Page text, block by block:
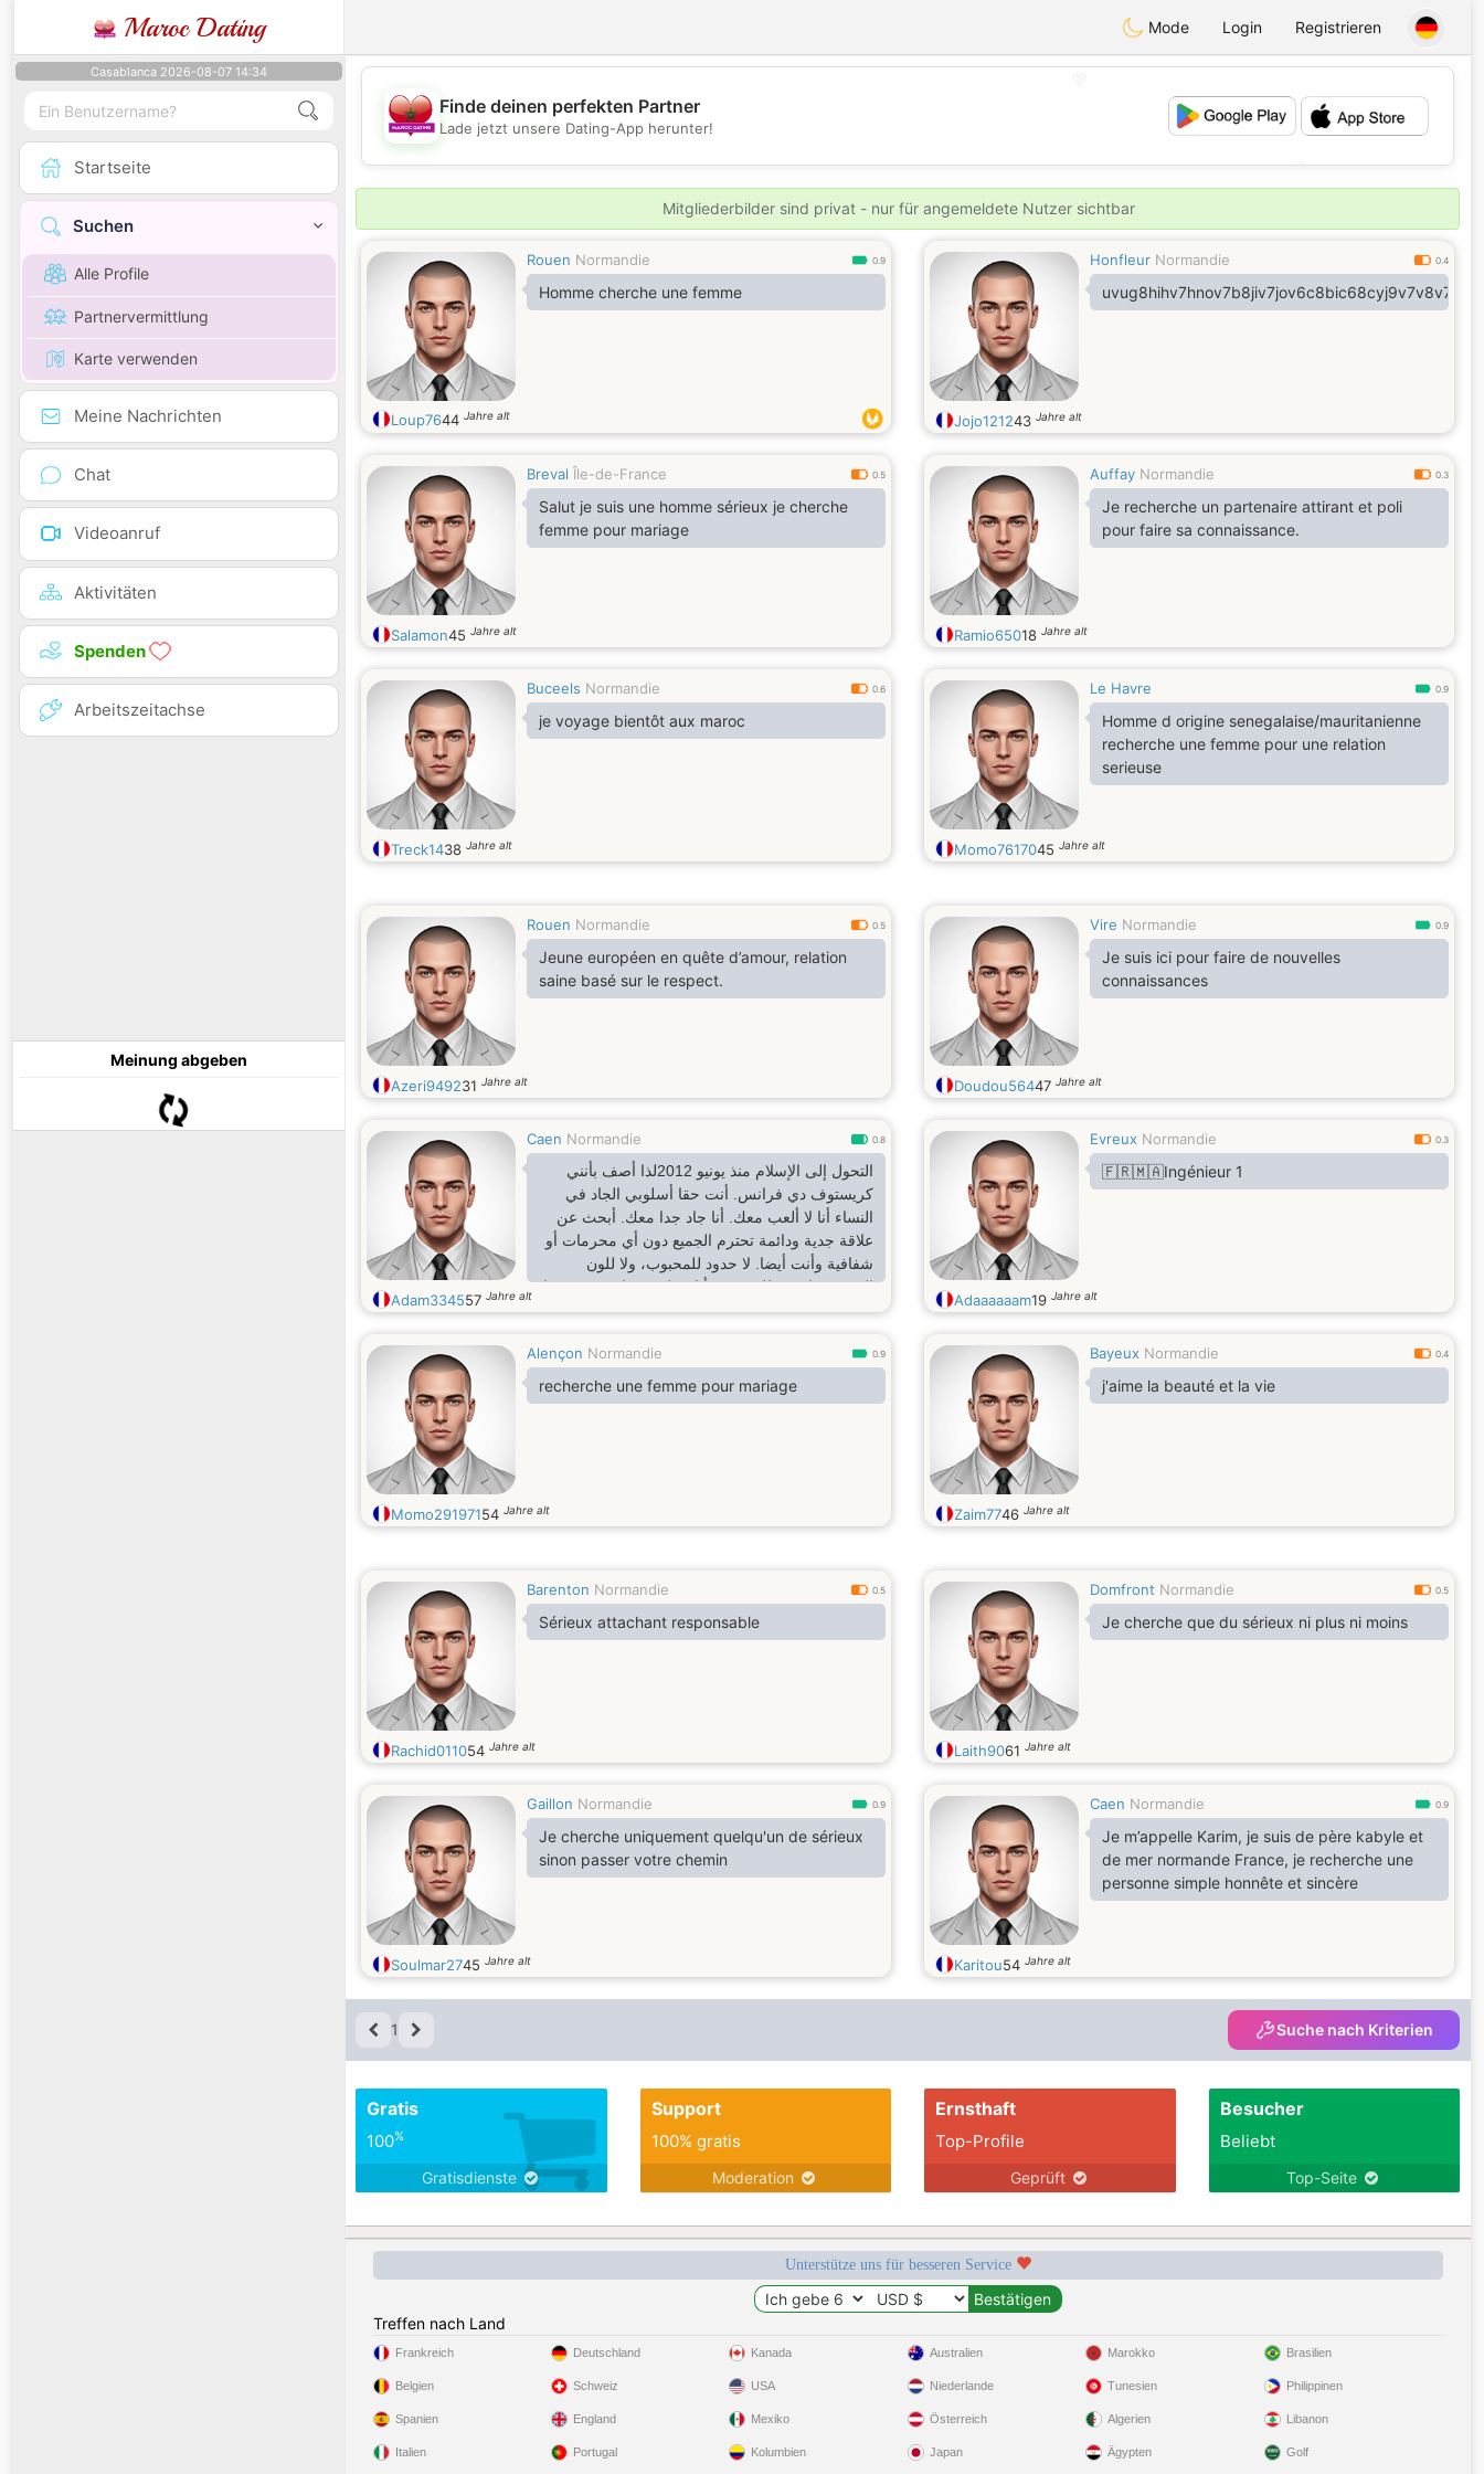
Maroc Dating Mode Login Registrieren
Casablanca 2026-08-07 14:34
Startseite
Suchen
Alle Profile
Partnervermittlung
Karte verwenden
Meine Nachrichten
Chat
Videoanruf
Aktivitäten
Spenden
Arbeitszeitachse
Meinung abgeben
💖
💕
Finde deinen perfekten Partner
Lade jetzt unsere Dating-App herunter!
Mitgliederbilder sind privat - nur für angemeldete Nutzer sichtbar
Rouen Normandie 0.9
Homme cherche une femme
Loup7644 Jahre alt
Honfleur Normandie 0.4
Jojo121243 Jahre alt
Breval Île-de-France 0.5
Salut je suis une homme sérieux je cherche
femme pour mariage
Salamon45 Jahre alt
Auffay Normandie 0.3
Je recherche un partenaire attirant et poli
pour faire sa connaissance.
Ramio65018 Jahre alt
Buceels Normandie 0.6
je voyage bientôt aux maroc
Treck1438 Jahre alt
Le Havre 0.9
Homme d origine senegalaise/mauritanienne
recherche une femme pour une relation
serieuse
Momo7617045 Jahre alt
Rouen Normandie 0.5
Jeune européen en quête d’amour, relation
saine basé sur le respect.
Azeri949231 Jahre alt
Vire Normandie 0.9
Je suis ici pour faire de nouvelles
connaissances
Doudou56447 Jahre alt
Caen Normandie 0.8
التحول إلى الإسلام منذ يونيو 2012لذا أصف بأنني
كريستوف دي فرانس. أنت حقا أسلوبي الجاد في
النساء أنا لا ألعب معك. أنا جاد جدا معك. أبحث عن
علاقة جدية ودائمة تحترم الجميع دون أي محرمات أو
شفافية وأنت أيضا. لا حدود للمحبوب، ولا للون
البشرة، ولا دين للمحبوب. أنا رجل بسيط ومهذب جدا.
رومانسي، ساذج مع النساء. أحيانا يكون ممازحا جدا.
أكره أي شكل من أشكال العنف الجسدي واللفظي.
سيظلن النساء أولويتي مهما حدث في الحياة. أنا لا
أكذب لأن لدي ابتسامة مزيفة تخونني بنسبة 98
عمل رائع بنفسك. أعمل لدى مالكة عقار في ملكية
من قبل. أنا مستعد للتحرك من أجل المرأة التي أحبها
Adam334557 Jahre alt
Evreux Normandie 0.3
🇫🇷🇲🇦Ingénieur 1
Adaaaaaam19 Jahre alt
Alençon Normandie 0.9
recherche une femme pour mariage
Momo29197154 Jahre alt
Bayeux Normandie 0.4
j'aime la beauté et la vie
Zaim7746 Jahre alt
Barenton Normandie 0.5
Sérieux attachant responsable
Rachid011054 Jahre alt
Domfront Normandie 0.5
Je cherche que du sérieux ni plus ni moins
Laith9061 Jahre alt
Gaillon Normandie 0.9
Je cherche uniquement quelqu'un de sérieux
sinon passer votre chemin
Soulmar2745 Jahre alt
Caen Normandie 0.9
Je m’appelle Karim, je suis de père kabyle et
de mer normande France, je recherche une
personne simple honnête et sincère
Karitou54 Jahre alt
1 Suche nach Kriterien
Gratis
100%
Gratisdienste
Support
100% gratis
Moderation
Ernsthaft
Top-Profile
Geprüft
Besucher
Beliebt
Top-Seite
Unterstütze uns für besseren Service
Treffen nach Land
Frankreich
Belgien
Spanien
Italien
Deutschland
Schweiz
England
Portugal
Kanada
USA
Mexiko
Kolumbien
Australien
Niederlande
Österreich
Japan
Marokko
Tunesien
Algerien
Ägypten
Brasilien
Philippinen
Libanon
Golf